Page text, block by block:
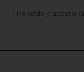
He leído y acepto la